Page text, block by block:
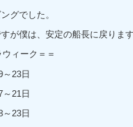
グでした。
が僕は、安定の船長に戻りま
ィーク＝＝
～23日
～21日
～23日